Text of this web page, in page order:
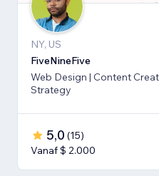
NY, US
FiveNineFive
Web Design | Content
Strategy
5,0 (15)
Vanaf $ 2.000